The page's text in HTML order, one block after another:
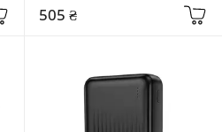
10000mAh Black
505 ₴